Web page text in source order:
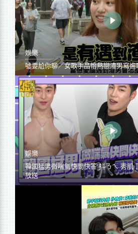
娛樂
噓要尬你聊／女歌手品怡熱戀渣男寫進
娛樂
韓國猛男微喘氣快問快答 抖ㄋㄟ 秀肌
放送